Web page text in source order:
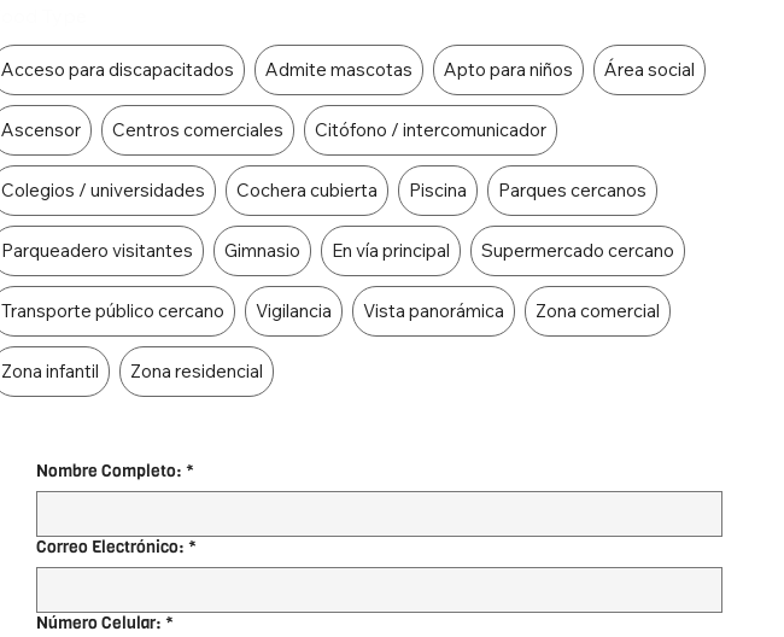
Acceso para discapacitados Admite mascotas Apto para niños Área social
Ascensor Centros comerciales Citófono / intercomunicador
Colegios / universidades Cochera cubierta Piscina Parques cercanos
Parqueadero visitantes Gimnasio En vía principal Supermercado cercano
Transporte público cercano Vigilancia Vista panorámica Zona comercial
Zona infantil Zona residencial
Nombre Completo: *
Correo Electrónico: *
Número Celular: *